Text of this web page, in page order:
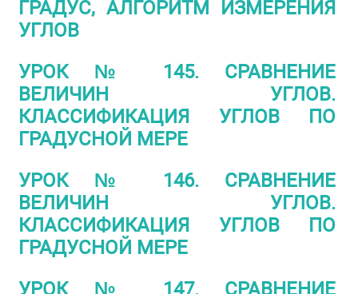
ГРАДУС, АЛГОРИТМ ИЗМЕРЕНИЯ
УГЛОВ
УРОК № 145. СРАВНЕНИЕ
ВЕЛИЧИН УГЛОВ.
КЛАССИФИКАЦИЯ УГЛОВ ПО
ГРАДУСНОЙ МЕРЕ
УРОК № 146. СРАВНЕНИЕ
ВЕЛИЧИН УГЛОВ.
КЛАССИФИКАЦИЯ УГЛОВ ПО
ГРАДУСНОЙ МЕРЕ
УРОК № 147. СРАВНЕНИЕ